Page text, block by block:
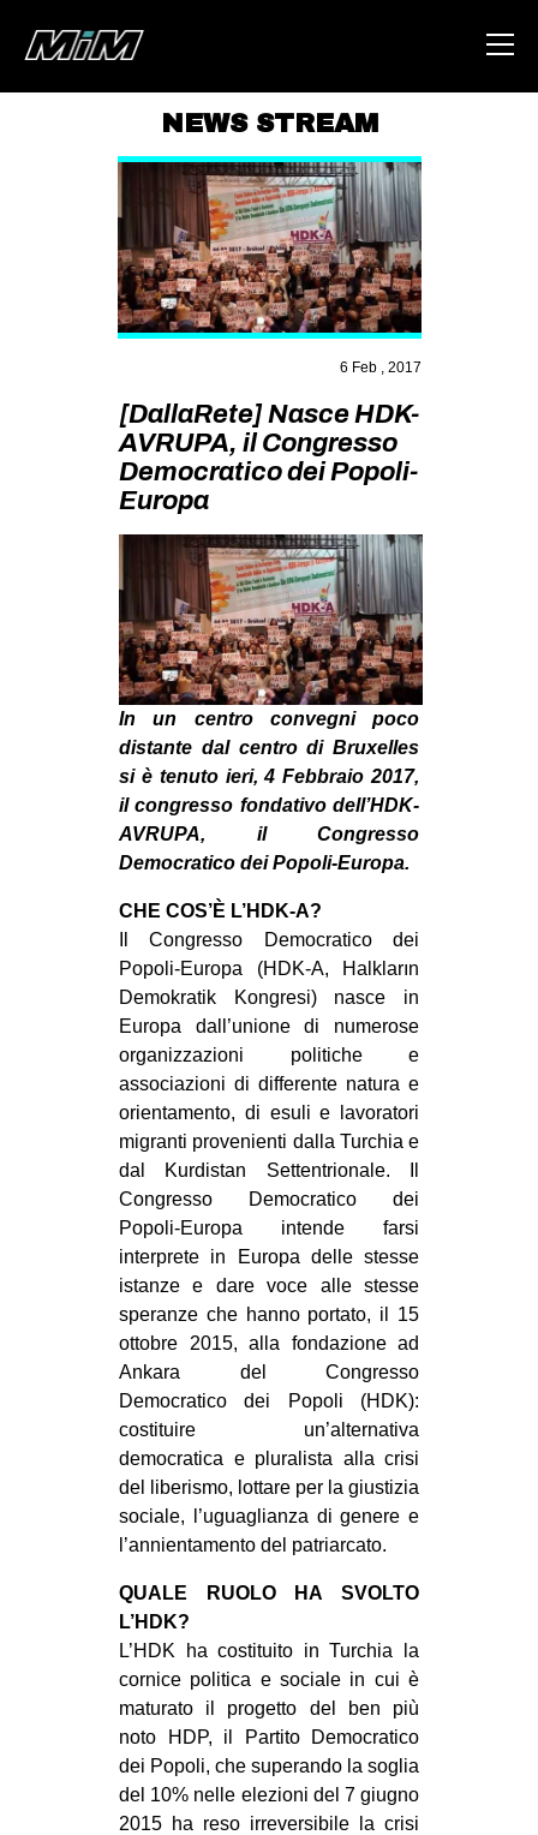
ABOUT
AREA
DEGENERAZIONE
GAZA FREESTYLE
MSM
STUDENTI TSUNAMI
MILANO
MOBILITAZIONI
SPAZI
SPORT POPOLARE
MOVIMENTI
AMBIENTE
ANTIFASCISMO
DIRITTO ALL’ABITARE
MIGRAZIONI
PRECARIATO
REPRESSIONE
STUDENTI
ARTE
CINEMA
MANIFESTI
MUSICA
RECENSIONI
INTERNAZIONALE
AFRICA
AMERICHE
ESTREMO ORIENTE
EUROPA
MEDIO ORIENTE
MONDO
EVENTI
in
tw
NEWS STREAM
6 Feb , 2017
[DallaRete] Nasce HDK-
AVRUPA, il Congresso
Democratico dei Popoli-
Europa
In un centro convegni poco
distante dal centro di Bruxelles
si è tenuto ieri, 4 Febbraio 2017,
il congresso fondativo dell’HDK-
AVRUPA, il Congresso
Democratico dei Popoli-Europa.
CHE COS’È L’HDK-A?
Il Congresso Democratico dei
Popoli-Europa (HDK-A, Halkların
Demokratik Kongresi) nasce in
Europa dall’unione di numerose
organizzazioni politiche e
associazioni di differente natura e
orientamento, di esuli e lavoratori
migranti provenienti dalla Turchia e
dal Kurdistan Settentrionale. Il
Congresso Democratico dei
Popoli-Europa intende farsi
interprete in Europa delle stesse
istanze e dare voce alle stesse
speranze che hanno portato, il 15
ottobre 2015, alla fondazione ad
Ankara del Congresso
Democratico dei Popoli (HDK):
costituire un’alternativa
democratica e pluralista alla crisi
del liberismo, lottare per la giustizia
sociale, l’uguaglianza di genere e
l’annientamento del patriarcato.
QUALE RUOLO HA SVOLTO
L’HDK?
L’HDK ha costituito in Turchia la
cornice politica e sociale in cui è
maturato il progetto del ben più
noto HDP, il Partito Democratico
dei Popoli, che superando la soglia
del 10% nelle elezioni del 7 giugno
2015 ha reso irreversibile la crisi